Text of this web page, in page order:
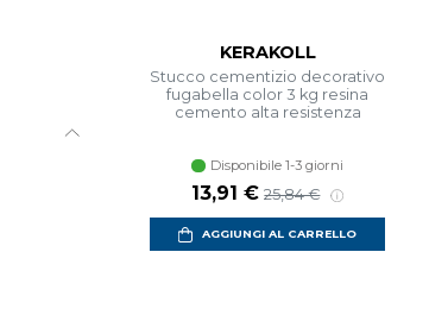
KERAKOLL
Stucco cementizio decorativo
fugabella color 3 kg resina
cemento alta resistenza
Disponibile 1-3 giorni
13,91 € 25,84 €
AGGIUNGI AL CARRELLO